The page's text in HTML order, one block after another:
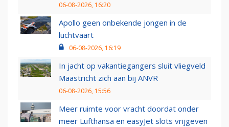
06-08-2026, 16:20
Apollo geen onbekende jongen in de
luchtvaart
06-08-2026, 16:19
In jacht op vakantiegangers sluit vliegveld
Maastricht zich aan bij ANVR
06-08-2026, 15:56
Meer ruimte voor vracht doordat onder
meer Lufthansa en easyJet slots vrijgeven